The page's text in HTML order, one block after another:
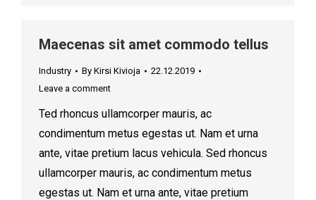
Maecenas sit amet commodo tellus
Industry By Kirsi Kivioja
22.12.2019
Leave a comment
Ted rhoncus ullamcorper mauris, ac
condimentum metus egestas ut. Nam et urna
ante, vitae pretium lacus vehicula. Sed rhoncus
ullamcorper mauris, ac condimentum metus
egestas ut. Nam et urna ante, vitae pretium